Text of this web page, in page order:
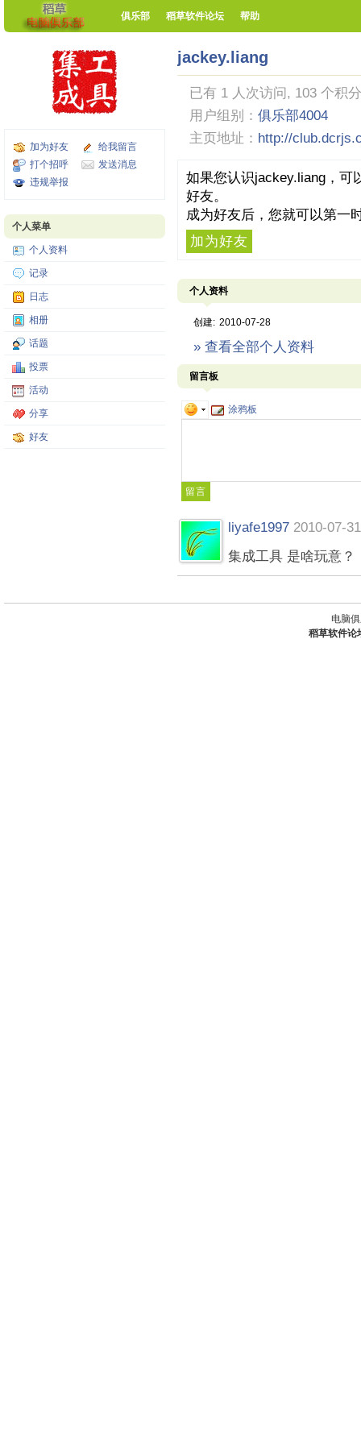
俱乐部 稻草软件论坛 帮助
加为好友
给我留言
打个招呼
发送消息
违规举报
个人菜单
个人资料
记录
日志
相册
话题
投票
活动
分享
好友
jackey.liang
已有 1 人次访问, 103 个积
用户组别： 俱乐部4004
主页地址： http://
如果您认识jackey.liang，可
好友。
成为好友后，您就可以第一
加为好友
个人资料
创建: 2010-07-28
» 查看全部个人资料
留言板
涂鸦板
liyafe1997 2010-07-
集成工具 是啥玩意？
电脑
稻草软件论